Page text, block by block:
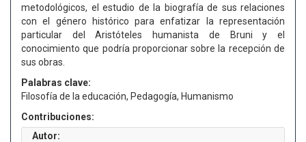
metodológicos, el estudio de la biografía de sus relaciones
con el género histórico para enfatizar la representación
particular del Aristóteles humanista de Bruni y el
conocimiento que podría proporcionar sobre la recepción de
sus obras.
Palabras clave:
Filosofía de la educación, Pedagogía, Humanismo
Contribuciones:
Autor: